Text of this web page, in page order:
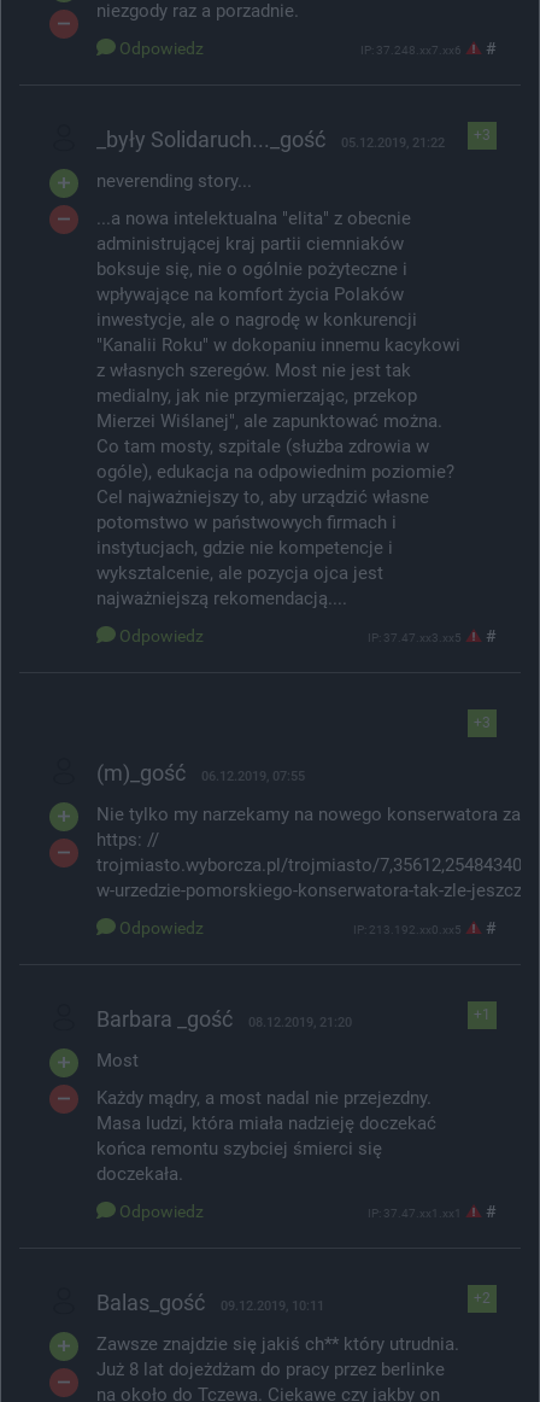
niezgody raz a porzadnie.
Odpowiedz IP: 37.248.xx7.xx6 #
+3
_były Solidaruch..._gość 05.12.2019, 21:22
neverending story...
...a nowa intelektualna "elita" z obecnie
administrującej kraj partii ciemniaków
boksuje się, nie o ogólnie pożyteczne i
wpływające na komfort życia Polaków
inwestycje, ale o nagrodę w konkurencji
"Kanalii Roku" w dokopaniu innemu kacykowi
z własnych szeregów. Most nie jest tak
medialny, jak nie przymierzając, przekop
Mierzei Wiślanej", ale zapunktować można.
Co tam mosty, szpitale (służba zdrowia w
ogóle), edukacja na odpowiednim poziomie?
Cel najważniejszy to, aby urządzić własne
potomstwo w państwowych firmach i
instytucjach, gdzie nie kompetencje i
wyksztalcenie, ale pozycja ojca jest
najważniejszą rekomendacją....
Odpowiedz IP: 37.47.xx3.xx5 #
+3
(m)_gość 06.12.2019, 07:55
Nie tylko my narzekamy na nowego konserwatora
https: //
trojmiasto.wyborcza.pl/trojmiasto/
w-urzedzie-pomorskiego-konserwatora-tak-zle-
Odpowiedz IP: 213.192.xx0.xx5 #
+1
Barbara _gość 08.12.2019, 21:20
Most
Każdy mądry, a most nadal nie przejezdny.
Masa ludzi, która miała nadzieję doczekać
końca remontu szybciej śmierci się
doczekała.
Odpowiedz IP: 37.47.xx1.xx1 #
+2
Balas_gość 09.12.2019, 10:11
Zawsze znajdzie się jakiś ch** który utrudnia.
Już 8 lat dojeżdżam do pracy przez berlinke
na około do Tczewa. Ciekawe czy jakby on